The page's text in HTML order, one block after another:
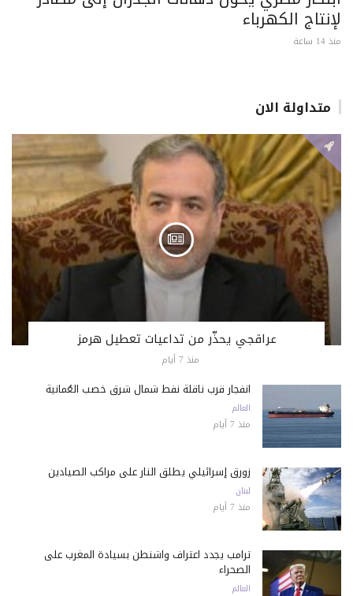
لإنتاج الكهرباء
منذ 14 ساعة
متداولة الان
عراقجي يحذّر من تداعيات تعطيل هرمز
منذ 7 أيام
انفجار قرب ناقلة نفط شمال شرق خصب العُمانية
العالم
منذ 7 أيام
زورق إسرائيلي يطلق النار على مراكب الصيادين
لبنان
منذ 7 أيام
ترامب يجدد اعتراف واشنطن بسيادة المغرب على
الصحراء
العالم